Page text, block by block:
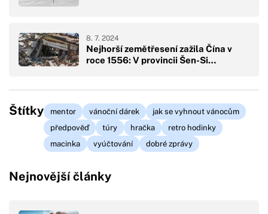
Nejhorší zemětřesení zažila Čína v
roce 1556: V provincii Šen-Si…
8. 7. 2024
Štítky mentor vánoční dárek
jak se vyhnout vánocům
předpověď
túry hračka
retro hodinky
macinka
vyúčtování dobré zprávy
Nejnovější články